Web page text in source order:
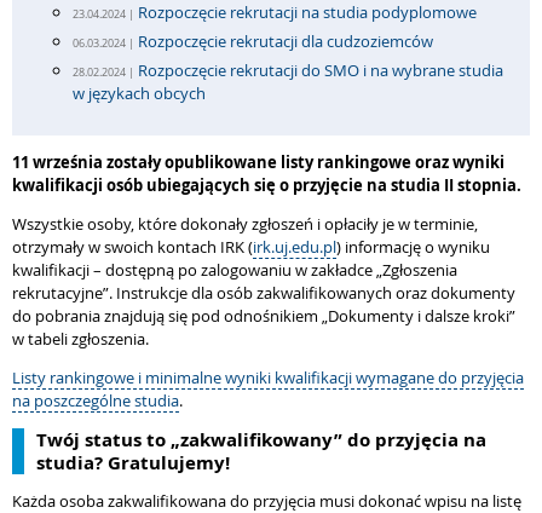
23.04.2024 | Rozpoczęcie rekrutacji na studia podyplomowe
06.03.2024 | Rozpoczęcie rekrutacji dla cudzoziemców
28.02.2024 | Rozpoczęcie rekrutacji do SMO i na wybrane studia
w językach obcych
11 września zostały opublikowane listy rankingowe oraz wyniki
kwalifikacji osób ubiegających się o przyjęcie na studia II stopnia.
Wszystkie osoby, które dokonały zgłoszeń i opłaciły je w terminie,
otrzymały w swoich kontach IRK (irk.uj.edu.pl) informację o wyniku
kwalifikacji – dostępną po zalogowaniu w zakładce „Zgłoszenia
rekrutacyjne”. Instrukcje dla osób zakwalifikowanych oraz dokumenty
do pobrania znajdują się pod odnośnikiem „Dokumenty i dalsze kroki”
w tabeli zgłoszenia.
Listy rankingowe i minimalne wyniki kwalifikacji wymagane do przyjęcia
na poszczególne studia.
Twój status to „zakwalifikowany” do przyjęcia na
studia? Gratulujemy!
Każda osoba zakwalifikowana do przyjęcia musi dokonać wpisu na listę